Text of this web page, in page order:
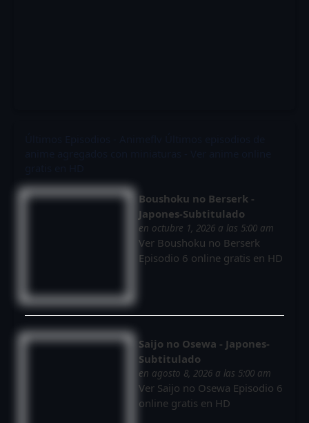
Boushoku no Berserk -
Japones-Subtitulado
en octubre 1, 2026 a las 5:00 am
Ver Boushoku no Berserk
Episodio 6 online gratis en HD
Saijo no Osewa - Japones-
Subtitulado
en agosto 8, 2026 a las 5:00 am
Ver Saijo no Osewa Episodio 6
online gratis en HD